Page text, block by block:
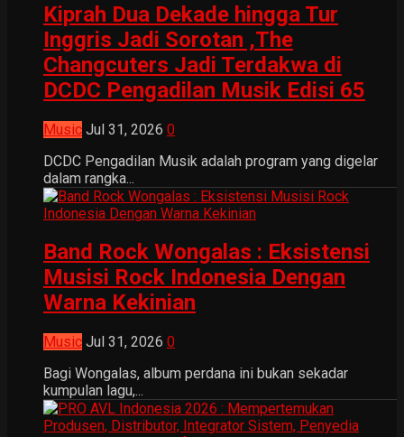
Kiprah Dua Dekade hingga Tur
Inggris Jadi Sorotan ,The
Changcuters Jadi Terdakwa di
DCDC Pengadilan Musik Edisi 65
Music Jul 31, 2026 0
DCDC Pengadilan Musik adalah program yang digelar
dalam rangka...
Band Rock Wongalas : Eksistensi
Musisi Rock Indonesia Dengan
Warna Kekinian
Music Jul 31, 2026 0
Bagi Wongalas, album perdana ini bukan sekadar
kumpulan lagu,...